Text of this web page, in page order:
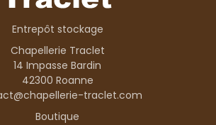
Entrepôt stockage
Chapellerie Traclet
14 Impasse Bardin
42300 Roanne
traclet.com
Boutique